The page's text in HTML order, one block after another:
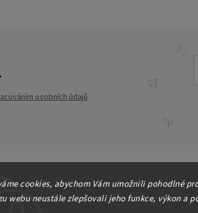
cookies, abychom Vám umožnili pohodlné
webu neustále zlepšovali jeho funkce, výkon a
osobních údajů.